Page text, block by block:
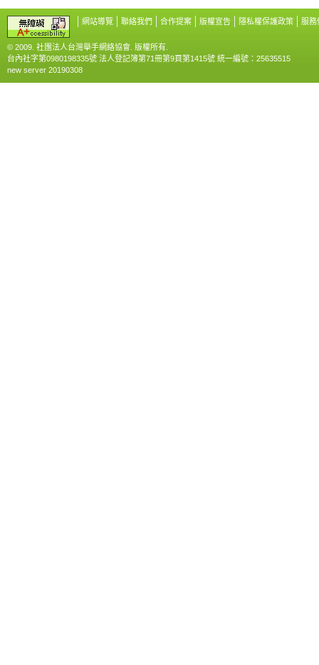
網站導覽 聯絡我們 合作提案 版權宣告 隱私權保護政策 服務
© 2009. 社團法人台灣舉手網絡協會. 版權所有.
台內社字第0980198335號 法人登記簿第71冊第9頁第1415號 統一編號：25635515
new server 20190308